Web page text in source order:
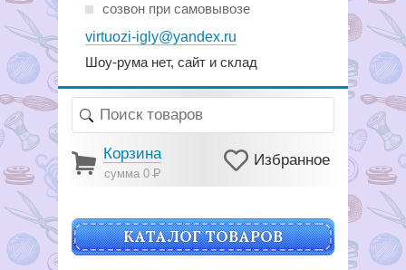
созвон при самовывозе
virtuozi-igly@yandex.ru
Шоу-рума нет, сайт и склад
Корзина
сумма 0Р
Избранное
КАТАЛОГ ТОВАРОВ